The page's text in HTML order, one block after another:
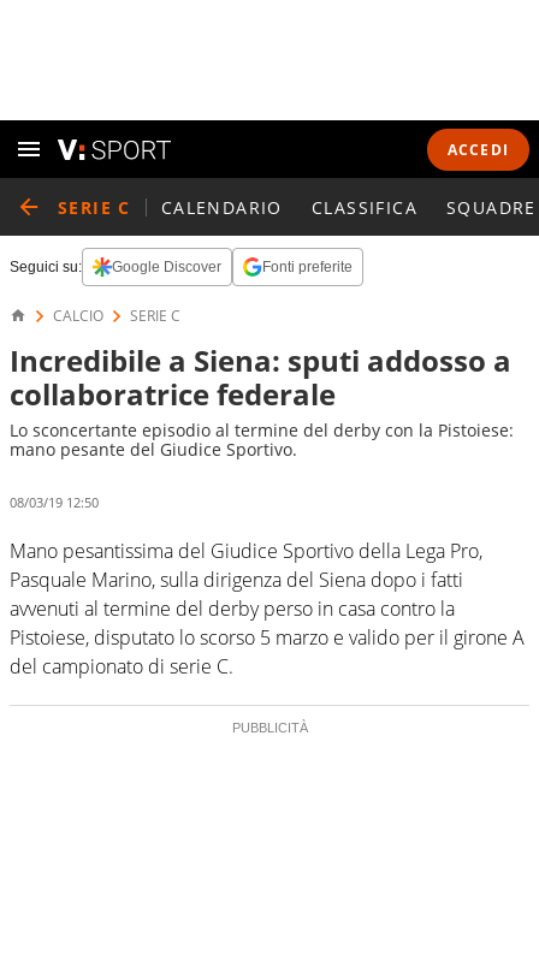
ACCEDI
SERIE C CALENDARIO CLASSIFICA SQUADRE
Seguici su: Google Discover Fonti preferite
CALCIO SERIE C
Incredibile a Siena: sputi addosso a
collaboratrice federale
Lo sconcertante episodio al termine del derby con la Pistoiese:
mano pesante del Giudice Sportivo.
08/03/19 12:50
Mano pesantissima del Giudice Sportivo della Lega Pro,
Pasquale Marino, sulla dirigenza del Siena dopo i fatti
avvenuti al termine del derby perso in casa contro la
Pistoiese, disputato lo scorso 5 marzo e valido per il girone A
del campionato di serie C.